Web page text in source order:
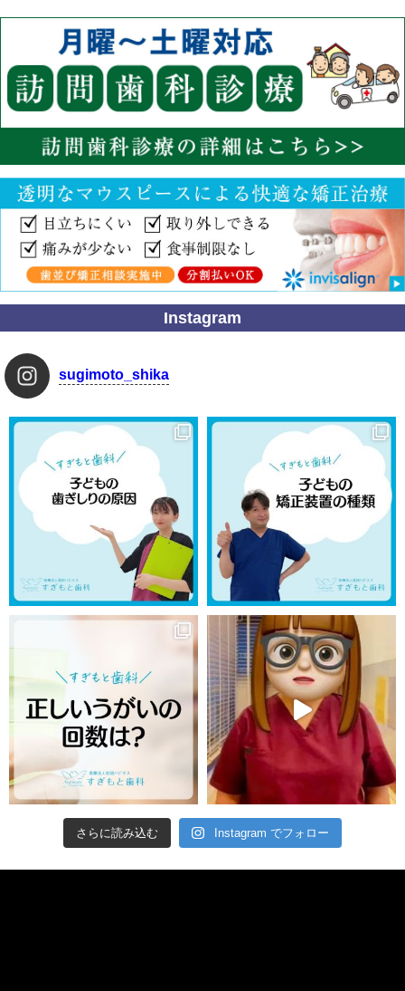
Instagram
sugimoto_shika
さらに読み込む Instagram でフォロー